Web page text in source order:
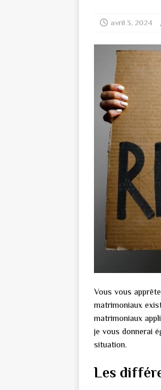
avril 3, 2024
Vous vous
matrimoniaux
matrimoniaux
je vous donnerai
situation.
Les